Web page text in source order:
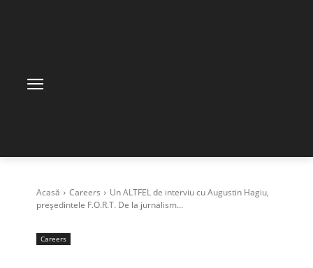
Acasă Careers
Un ALTFEL de interviu cu Augustin Hagiu,
președintele F.O.R.T. De la jurnalism...
Careers